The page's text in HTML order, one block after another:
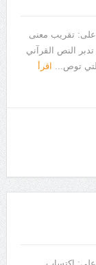
على: تقريب معنى
النص القرآني
توص...
اقرأ